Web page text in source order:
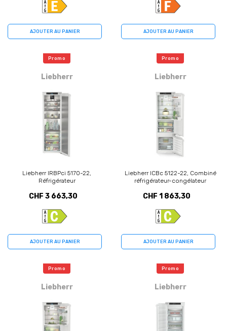
AJOUTER AU PANIER AJOUTER AU PANIER
Promo
Liebherr
Liebherr IRBPci 5170-22,
Réfrigérateur
CHF 3 663,30
AJOUTER AU PANIER
Promo
Liebherr
Liebherr ICBc 5122-22, Combiné
réfrigérateur-congélateur
CHF 1 863,30
AJOUTER AU PANIER
Promo
Liebherr
Promo
Liebherr